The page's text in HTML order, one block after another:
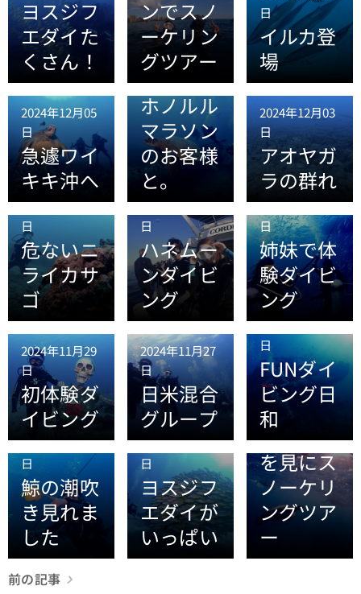
ヨスジフ
エダイた
くさん！
ンでスノ
ーケリン
グツアー
日
イルカ登
場
2024年12月05
日
急遽ワイ
キキ沖へ
2024年12月04
日
ホノルル
マラソン
のお客様
と。
2024年12月03
日
アオヤガ
ラの群れ
2024年12月02
日
危ないニ
ライカサ
ゴ
2024年12月01
日
ハネムー
ンダイビ
ング
2024年11月30
日
姉妹で体
験ダイビ
ング
2024年11月29
日
初体験ダ
イビング
2024年11月27
日
日米混合
グループ
2024年11月24
日
FUNダイ
ビング日
和
2024年11月22
日
鯨の潮吹
き見れま
した
2024年11月21
日
ヨスジフ
エダイが
いっぱい
2024年11月21
日
ウミガメ
を見にス
ノーケリ
ングツア
ー
前の記事